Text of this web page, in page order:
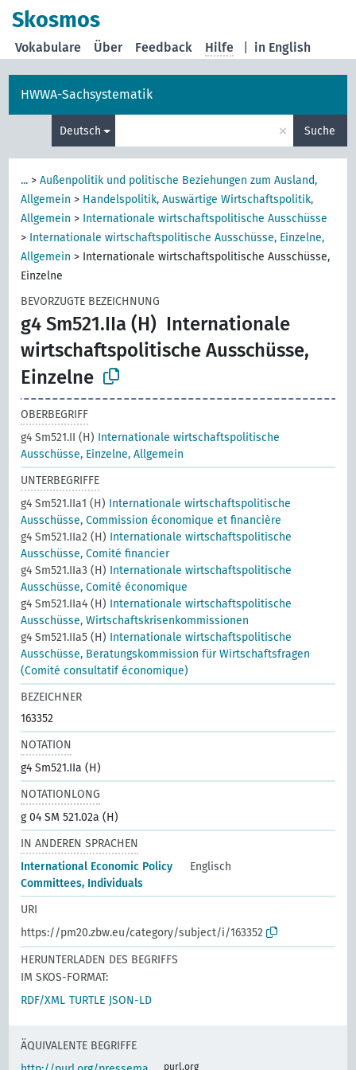
Skosmos
in English
Vokabulare Über Feedback Hilfe
HWWA-Sachsystematik
Deutsch × Suche
... >Außenpolitik und politische Beziehungen zum Ausland,
Allgemein > Handelspolitik, Auswärtige Wirtschaftspolitik,
Allgemein > Internationale wirtschaftspolitische Ausschüsse
> Internationale wirtschaftspolitische Ausschüsse, Einzelne,
Allgemein > Internationale wirtschaftspolitische Ausschüsse,
Einzelne
BEVORZUGTE BEZEICHNUNG
g4 Sm521.IIa (H) Internationale
wirtschaftspolitische Ausschüsse,
Einzelne
OBERBEGRIFF
g4 Sm521.II (H) Internationale wirtschaftspolitische
Ausschüsse, Einzelne, Allgemein
UNTERBEGRIFFE
g4 Sm521.IIa1 (H) Internationale wirtschaftspolitische
Ausschüsse, Commission économique et financière
g4 Sm521.IIa2 (H) Internationale wirtschaftspolitische
Ausschüsse, Comité financier
g4 Sm521.IIa3 (H) Internationale wirtschaftspolitische
Ausschüsse, Comité économique
g4 Sm521.IIa4 (H) Internationale wirtschaftspolitische
Ausschüsse, Wirtschaftskrisenkommissionen
g4 Sm521.IIa5 (H) Internationale wirtschaftspolitische
Ausschüsse, Beratungskommission für Wirtschaftsfragen
(Comité consultatif économique)
BEZEICHNER
163352
NOTATION
g4 Sm521.IIa (H)
NOTATIONLONG
g 04 SM 521.02a (H)
IN ANDEREN SPRACHEN
International Economic Policy
Committees, Individuals
Englisch
URI
https://pm20.zbw.eu/category/subject/i/163352
HERUNTERLADEN DES BEGRIFFS
IM SKOS-FORMAT:
RDF/XML TURTLE JSON-LD
ÄQUIVALENTE BEGRIFFE
purl.org